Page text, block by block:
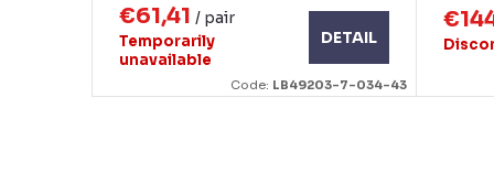
€61,41 / pair
Temporarily
unavailable
DETAIL
Code: LB49203-7-034-43